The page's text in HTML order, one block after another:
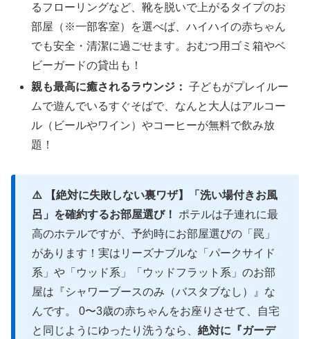
るフローリングなど、靴を脱いで上がるタイプのお
部屋（※一部客室）を選べば、ハイハイの赤ちゃん
でも安全・清潔に過ごせます。おむつ用ゴミ箱やベ
ビーガードの貸出も！
親も最高に癒されるラウンジ： 子どもがプレイルー
ムで遊んでいるすぐそばで、なんと大人はアルコー
ル（ビールやワイン）やコーヒーが無料で飲み放
題！
⚠️ 【絶対に失敗しない裏ワザ】「洗い場付きお風
呂」を確約するお部屋選び！
ポテルは子連れに最
高のホテルですが、予約時にお部屋選びの「罠」
があります！実はリーズナブルな「パークサイド
系」や「ウッド系」「ウッドフラット系」のお部
屋は『シャワーブースのみ（バスタブなし）』な
んです。 0〜3歳の赤ちゃんをお座りさせて、自宅
と同じようにゆったり洗うなら、 絶対に『ガーデ